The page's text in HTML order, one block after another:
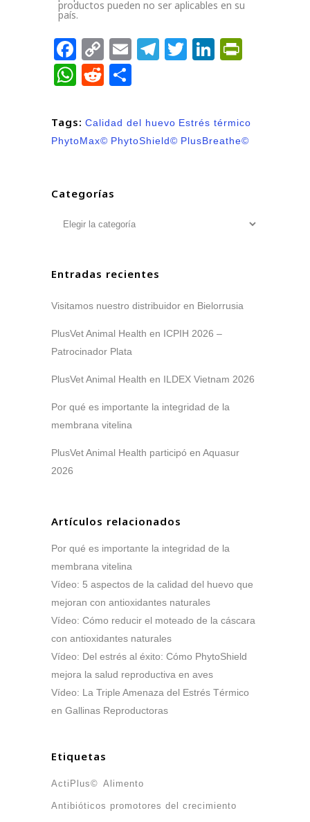
productos pueden no ser aplicables en su
país.
Facebook
Copy
Link
EmailTelegram
TwitterLinkedIn
WhatsApp
Reddit
Tags: Calidad del huevo Estrés térmico
PhytoMax© PhytoShield© PlusBreathe©
Categorías
Entradas recientes
Visitamos nuestro distribuidor en Bielorrusia
PlusVet Animal Health en ICPIH 2026 –
Patrocinador Plata
PlusVet Animal Health en ILDEX Vietnam 2026
Por qué es importante la integridad de la
membrana vitelina
PlusVet Animal Health participó en Aquasur
2026
Artículos relacionados
Por qué es importante la integridad de la
membrana vitelina
Vídeo: 5 aspectos de la calidad del huevo que
mejoran con antioxidantes naturales
Vídeo: Cómo reducir el moteado de la cáscara
con antioxidantes naturales
Vídeo: Del estrés al éxito: Cómo PhytoShield
mejora la salud reproductiva en aves
Vídeo: La Triple Amenaza del Estrés Térmico
en Gallinas Reproductoras
Etiquetas
ActiPlus© Alimento
Antibióticos promotores del crecimiento